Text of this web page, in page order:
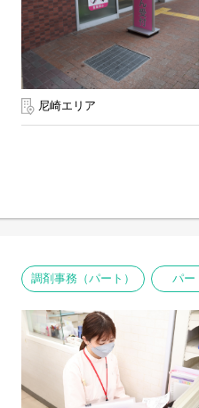
尼崎エリア
調剤事務（パート） パー